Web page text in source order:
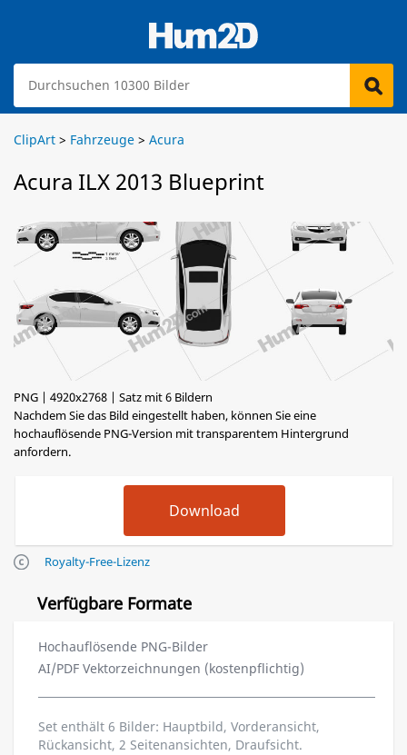
ClipArt > Fahrzeuge > Acura
Acura ILX 2013 Blueprint
PNG | 4920x2768 | Satz mit 6 Bildern
Nachdem Sie das Bild eingestellt haben, können Sie eine
hochauflösende PNG-Version mit transparentem Hintergrund
anfordern.
Royalty-Free-Lizenz
Verfügbare Formate
Hochauflösende PNG-Bilder
AI/PDF Vektorzeichnungen (kostenpflichtig)
Set enthält 6 Bilder: Hauptbild, Vorderansicht,
Rückansicht, 2 Seitenansichten, Draufsicht.